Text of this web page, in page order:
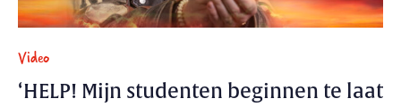
Video
‘HELP! Mijn studenten beginnen te laat